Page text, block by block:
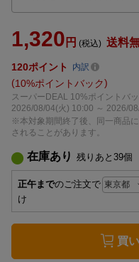
1,320 円 (税込) 送料
120ポイント 内訳
10%ポイントバック
スーパーDEAL 10%ポイントバ
2026/08/04(火) 10:00 ～ 2026/
※本対象期間終了後、同一商品
されることがあります。
在庫あり 残りあと 39個
正午までのご注文で
け
買